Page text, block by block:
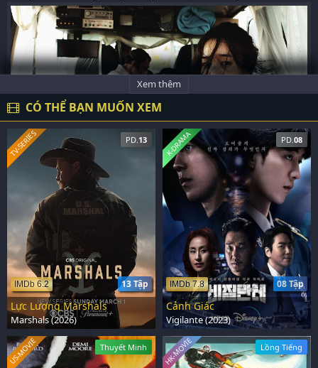
Xem thêm
CÓ THỂ BẠN MUỐN XEM
PD. 13
13 Tập
IMDb 6.2
TV-SERIES
Lực Lượng Marshals
Marshals (2026)
PD. 08
08 Tập
IMDb 7.8
K-DRAMA
Cảnh Giác
Vigilante (2023)
Thuyết Minh
US-MOVIE Lồng Tiếng
HK-MOVIE